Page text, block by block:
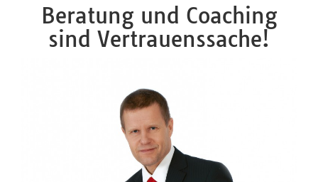
Beratung und Coaching
sind Vertrauenssache!